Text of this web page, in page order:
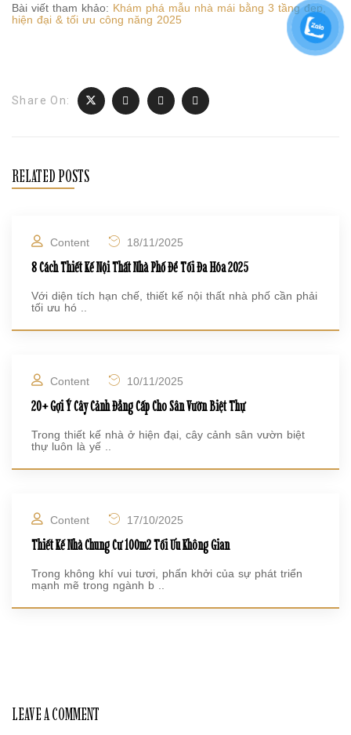
Bài viết tham khảo: Khám phá mẫu nhà mái bằng 3 tầng đẹp,
hiện đại & tối ưu công năng 2025
Share On:
RELATED POSTS
Content 18/11/2025
8 Cách Thiết Kế Nội Thất Nhà Phố Để Tối Đa Hóa 2025
Với diện tích hạn chế, thiết kế nội thất nhà phố cần phải
tối ưu hó ..
Content 10/11/2025
20+ Gợi Ý Cây Cảnh Đẳng Cấp Cho Sân Vườn Biệt Thự
Trong thiết kế nhà ở hiện đại, cây cảnh sân vườn biệt
thự luôn là yế ..
Content 17/10/2025
Thiết Kế Nhà Chung Cư 100m2 Tối Ưu Không Gian
Trong không khí vui tươi, phấn khởi của sự phát triển
mạnh mẽ trong ngành b ..
LEAVE A COMMENT